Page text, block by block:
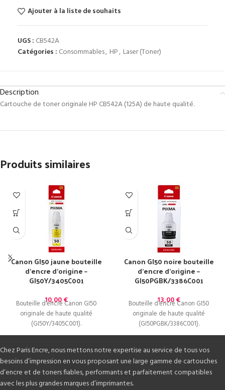
Ajouter à la liste de souhaits
UGS : CB542A
Catégories : Consommables, HP, Laser (Toner)
Description
Cartouche de toner originale HP CB542A (125A) de haute qualité.
Produits similaires
Canon GI50 jaune bouteille
d’encre d’origine –
GI50Y/3405C001
10,00€
Bouteille d'encre Canon GI50
originale de haute qualité
(GI50Y/3405C001).
Canon GI50 noire bouteille
d’encre d’origine –
GI50PGBK/3386C001
13,00€
Bouteille d'encre Canon GI50
originale de haute qualité
(GI50PGBK/3386C001).
Chez Paris Encre, nous mettons notre expertise au service de tous vos
besoins d’impression en vous proposant une large gamme de cartouches
d’encre et de toners fiables, performants et parfaitement compatibles
avec les plus grandes marques d’imprimantes.